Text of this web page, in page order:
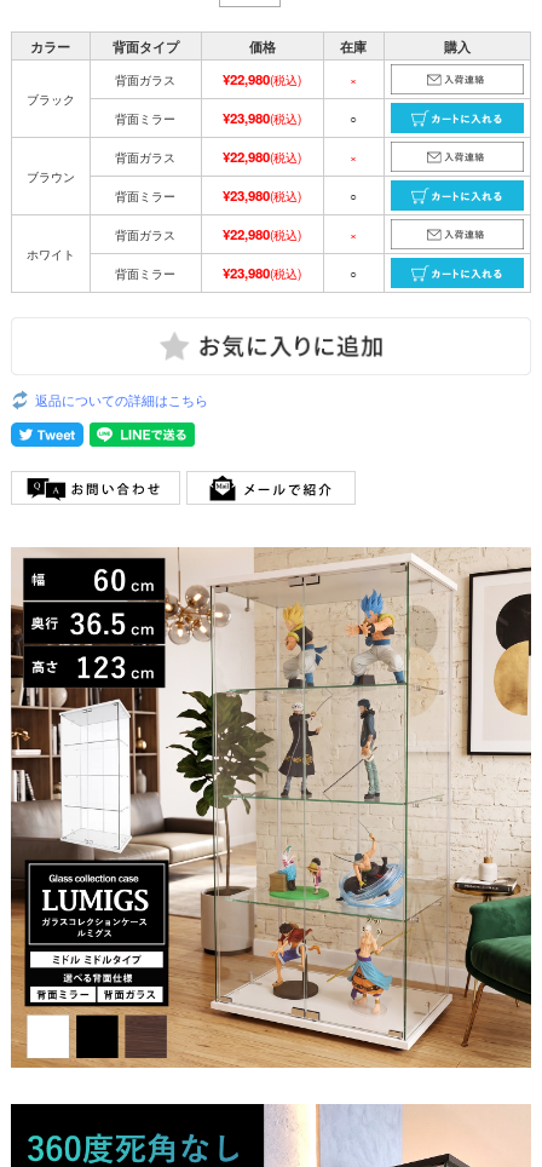
カラー 背面タイプ 価格 在庫 購入
ブラック
背面ガラス ¥22,980(税込) ×
背面ミラー ¥23,980(税込) ○
ブラウン
背面ガラス ¥22,980(税込) ×
背面ミラー ¥23,980(税込) ○
ホワイト
背面ガラス ¥22,980(税込) ×
背面ミラー ¥23,980(税込) ○
返品についての詳細はこちら